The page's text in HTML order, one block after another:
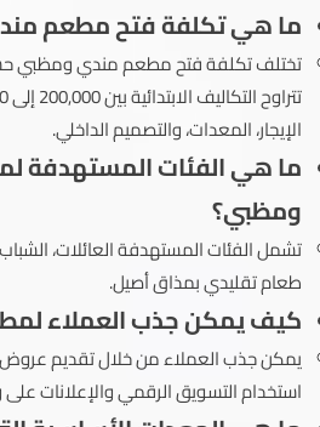
ما هي تكلفة فتح مطعم
تختلف تكلفة فتح مطعم مندي ومظبي
الإيجار، المعدات، والتصميم الداخلي.
ما هي الفئات المستهدفة
ومظبي؟
تشمل الفئات المستهدفة العائلات،
طعام تقليدي بمذاق أصيل.
كيف يمكن جذب العملاء
يمكن جذب العملاء من خلال تقديم عروض
استخدام التسويق الرقمي والإعلانات